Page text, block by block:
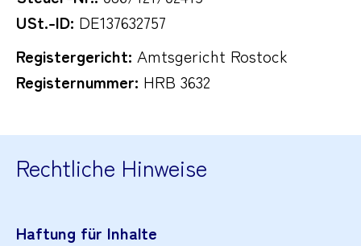
USt.-ID: DE137632757
Registergericht: Amtsgericht Rostock
Registernummer: HRB 3632
Rechtliche Hinweise
Haftung für Inhalte